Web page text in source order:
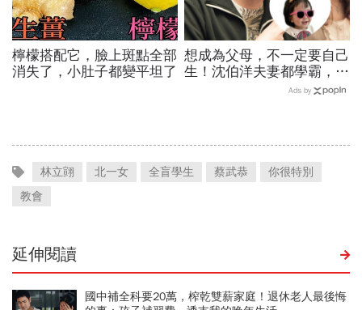
檸檬搭配它，臉上斑點全部
消失了，小肚子都變平坦了
想成為父母，不一定要自己
生！沈伯洋夫妻都學霸，歷
時兩年收養女兒：全家沒血
Ads by
林立翧 北一女 全盲學生 蔡武恭
你很特別
教會
延伸閱讀
國中補全科要20萬，榨乾雙薪家庭！退休老人最後悔